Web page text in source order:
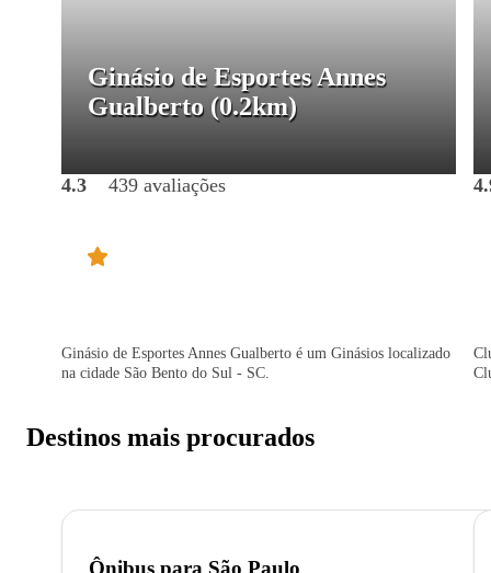
Ginásio de Esportes Annes
Gualberto (0.2km)
4.3 439 avaliações
Ginásio de Esportes Annes Gualberto é um Ginásios localizado
na cidade São Bento do Sul - SC.
Destinos mais procurados
Ônibus para São Paulo